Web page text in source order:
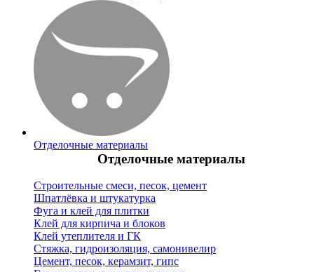
Отделочные материалы
Отделочные материалы
Строительные смеси, песок, цемент
Шпатлёвка и штукатурка
Фуга и клей для плитки
Клей для кирпича и блоков
Клей утеплителя и ГК
Стяжка, гидроизоляция, самонивелир
Цемент, песок, керамзит, гипс